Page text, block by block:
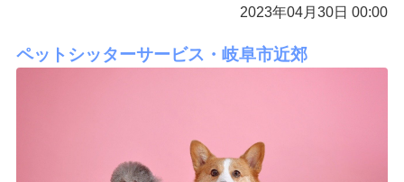
2023年04月30日 00:00
ペットシッターサービス・岐阜市近郊